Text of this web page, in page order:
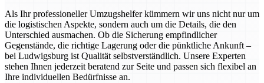
Als Ihr professioneller Umzugshelfer kümmern wir uns nicht nur um
die logistischen Aspekte, sondern auch um die Details, die den
Unterschied ausmachen. Ob die Sicherung empfindlicher
Gegenstände, die richtige Lagerung oder die pünktliche Ankunft –
bei Ludwigsburg ist Qualität selbstverständlich. Unsere Experten
stehen Ihnen jederzeit beratend zur Seite und passen sich flexibel an
Ihre individuellen Bedürfnisse an.